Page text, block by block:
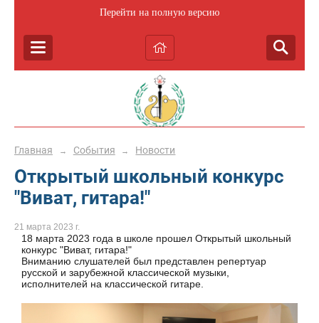
Перейти на полную версию
Главная → События → Новости
Открытый школьный конкурс
"Виват, гитара!"
21 марта 2023 г.
18 марта 2023 года в школе прошел Открытый школьный
конкурс "Виват, гитара!"
Вниманию слушателей был представлен репертуар
русской и зарубежной классической музыки,
исполнителей на классической гитаре.